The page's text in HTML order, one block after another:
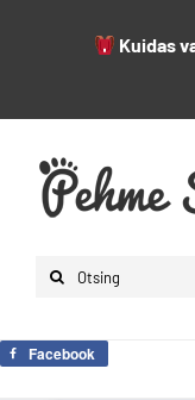
Kuidas
content
Search
Lapsed
Naised
Facebook